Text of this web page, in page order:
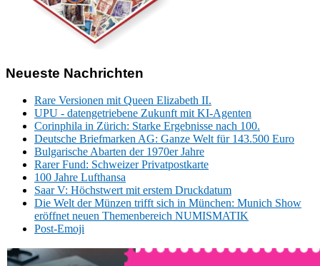
Neueste Nachrichten
Rare Versionen mit Queen Elizabeth II.
UPU - datengetriebene Zukunft mit KI-Agenten
Corinphila in Zürich: Starke Ergebnisse nach 100.
Deutsche Briefmarken AG: Ganze Welt für 143.500 Euro
Bulgarische Abarten der 1970er Jahre
Rarer Fund: Schweizer Privatpostkarte
100 Jahre Lufthansa
Saar V: Höchstwert mit erstem Druckdatum
Die Welt der Münzen trifft sich in München: Munich Show
eröffnet neuen Themenbereich NUMISMATIK
Post-Emoji